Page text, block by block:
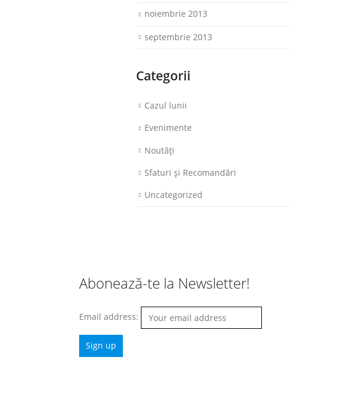
noiembrie 2013
septembrie 2013
Categorii
Cazul lunii
Evenimente
Noutăţi
Sfaturi şi Recomandări
Uncategorized
Abonează-te la Newsletter!
Email address: